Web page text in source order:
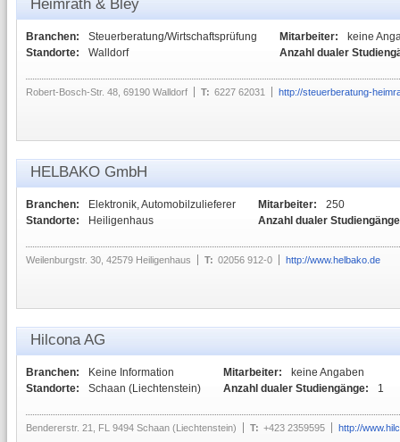
Heimrath & Bley
Branchen:
Steuerberatung/Wirtschaftsprüfung
Standorte:
Walldorf
Mitarbeiter:
keine
Anzahl dualer
Robert-Bosch-Str. 48, 69190 Walldorf T: 6227 62031 http://steuerberatung-
HELBAKO GmbH
Branchen:
Elektronik, Automobilzulieferer
Standorte:
Heiligenhaus
Mitarbeiter:
250
Anzahl dualer
Weilenburgstr. 30, 42579 Heiligenhaus T: 02056 912-0 http://www.helbako.de
Hilcona AG
Branchen:
Keine Information
Standorte:
Schaan (Liechtenstein)
Mitarbeiter:
keine Angaben
Anzahl dualer Studiengänge:
1
Bendererstr. 21, FL 9494 Schaan (Liechtenstein) T: +423 2359595 http://